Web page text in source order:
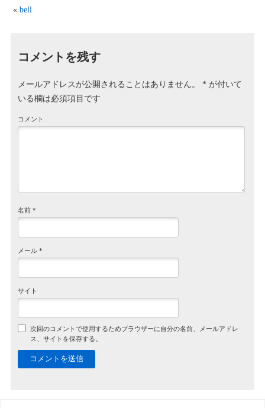
«bell
コメントを残す
メールアドレスが公開されることはありません。 * が付いて
いる欄は必須項目です
コメント
名前*
メール*
サイト
次回のコメントで使用するためブラウザーに自分の名前、メールアドレ
ス、サイトを保存する。